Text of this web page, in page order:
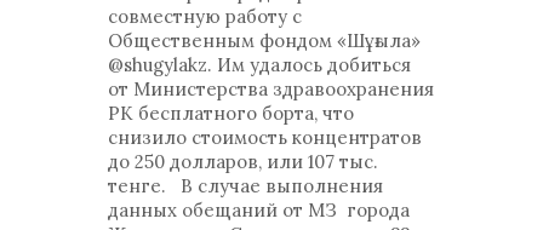
совместную работу с
Общественным фондом «Шұғыла»
@shugylakz. Им удалось добиться
от Министерства здравоохранения
РК бесплатного борта, что
снизило стоимость концентратов
до 250 долларов, или 107 тыс.
тенге. В случае выполнения
данных обещаний от МЗ города